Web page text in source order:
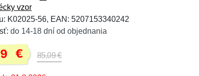
vzor
K02025-56, EAN: 5207153340242
do 14-18 dní od objednania
€ 85,09 €